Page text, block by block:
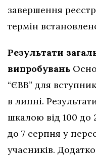
завершення
термін
Результати
випробувань
“ЄВВ” для
в липні.
шкалою від 100 до
до 7 серпня у
учасників.